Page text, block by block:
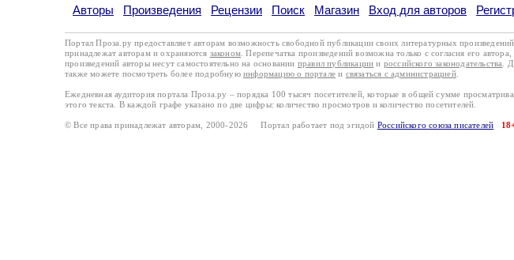
Авторы Произведения Рецензии Поиск Магазин Вход для авторов
Портал Проза.ру предоставляет авторам возможность свободной публикации своих литературных
принадлежат авторам и охраняются законом . Перепечатка произведений возможна только с согласия его
произведений авторы несут самостоятельно на основании правил публикации и российского законодательства .
также можете посмотреть более подробную информацию о портале и связаться с администрацией.
Ежедневная аудитория портала Проза.ру – порядка 100 тысяч посетителей, которые в общей сумме
этого текста. В каждой графе указано по две цифры: количество просмотров и количество посетителей.
© Все права принадлежат авторам, 2000-2026 Портал работает под эгидой Российского союза писателей